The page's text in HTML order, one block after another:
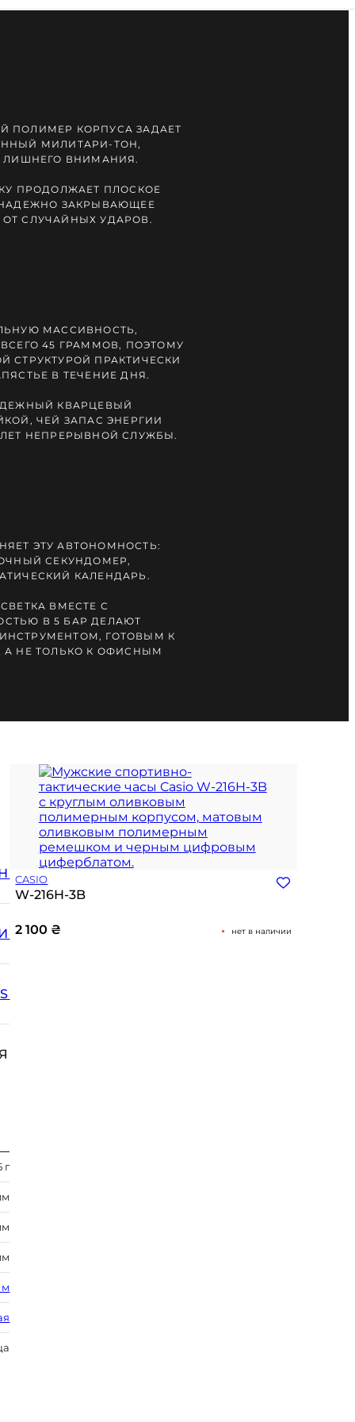
ПОЛИМЕР КОРПУСА ЗАДАЕТ
МИЛИТАРИ-ТОН,
ЛИШНЕГО ВНИМАНИЯ.
ПРОДОЛЖАЕТ ПЛОСКОЕ
ЗАКРЫВАЮЩЕЕ
СЛУЧАЙНЫХ УДАРОВ.
МАССИВНОСТЬ,
45 ГРАММОВ, ПОЭТОМУ
СТРУКТУРОЙ ПРАКТИЧЕСКИ
В ТЕЧЕНИЕ ДНЯ.
КВАРЦЕВЫЙ
ЧЕЙ ЗАПАС ЭНЕРГИИ
НЕПРЕРЫВНОЙ СЛУЖБЫ.
ЭТУ АВТОНОМНОСТЬ:
СЕКУНДОМЕР,
КАЛЕНДАРЬ.
ВМЕСТЕ С
В 5 БАР ДЕЛАЮТ
ГОТОВЫМ К
НЕ ТОЛЬКО К ОФИСНЫМ
г
м
CASIO
W-216H-3B
2 100 ₴ нет в наличии